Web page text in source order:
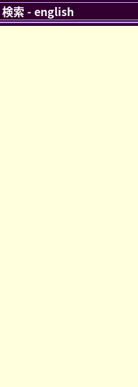
検索 -english